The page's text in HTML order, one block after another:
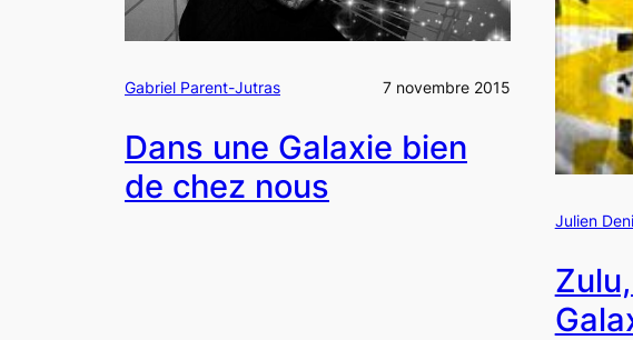
Gabriel Parent-Jutras 7 novembre 2015
Dans une Galaxie bien
de chez nous
Julien